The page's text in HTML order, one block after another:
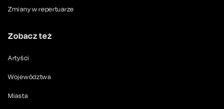
Zmiany w repertuarze
Zobacz też
Artyści
Województwa
Miasta